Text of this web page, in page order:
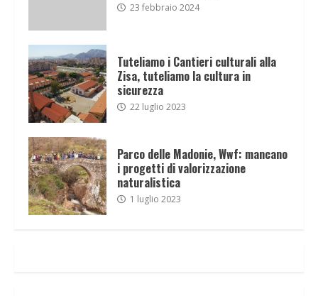
23 febbraio 2024
Tuteliamo i Cantieri culturali alla
Zisa, tuteliamo la cultura in
sicurezza
22 luglio 2023
Parco delle Madonie, Wwf: mancano
i progetti di valorizzazione
naturalistica
1 luglio 2023